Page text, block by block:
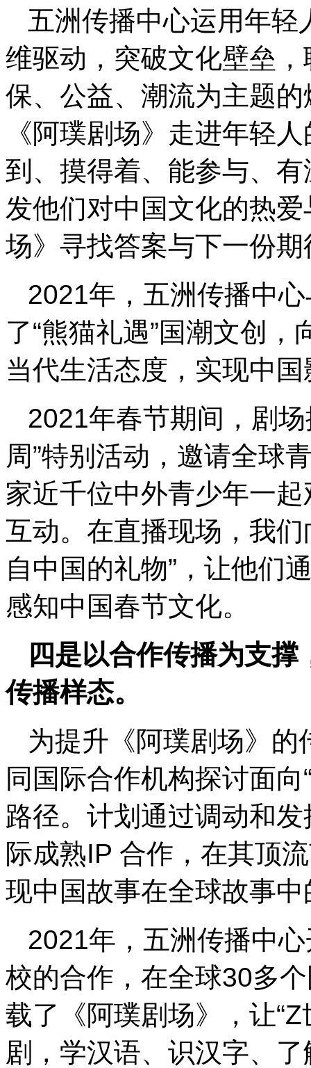
五洲传播中心运用年
维驱动，突破文化壁垒
保、公益、潮流为主题
《阿璞剧场》走进年轻
到、摸得着、能参与、
发他们对中国文化的热
场》寻找答案与下一份
2021年，五洲传播中
了“熊猫礼遇”国潮文创
当代生活态度，实现中国
2021年春节期间，剧
周”特别活动，邀请全球
家近千位中外青少年一
互动。在直播现场，我
自中国的礼物”，让他们
感知中国春节文化。
四是以合作传播为支
传播样态。
为提升《阿璞剧场》
同国际合作机构探讨面
路径。计划通过调动和
际成熟IP 合作，在其顶
现中国故事在全球故事
2021年，五洲传播中
校的合作，在全球30多
载了《阿璞剧场》，让
剧，学汉语、识汉字、